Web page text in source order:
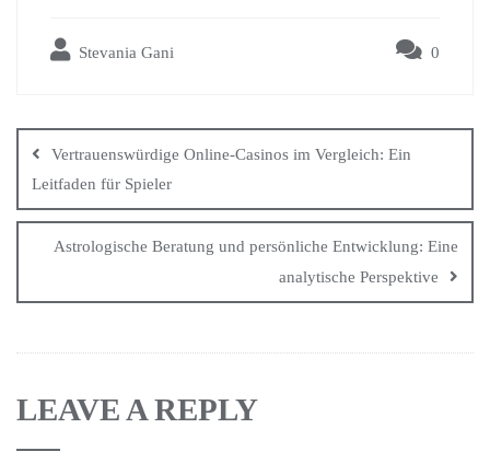
ok r
Stevania Gani 0
Vertrauenswürdige Online-Casinos im Vergleich: Ein
Leitfaden für Spieler
Astrologische Beratung und persönliche Entwicklung: Eine
analytische Perspektive
LEAVE A REPLY